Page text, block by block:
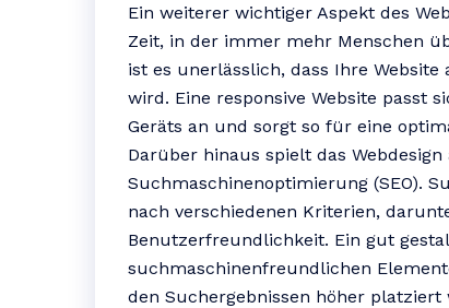
Ein weiterer wichtiger Aspekt des
Zeit, in der immer mehr Menschen
ist es unerlässlich, dass Ihre
wird. Eine responsive Website passt
Geräts an und sorgt so für eine
Darüber hinaus spielt das
Suchmaschinenoptimierung (SEO).
nach verschiedenen Kriterien,
Benutzerfreundlichkeit. Ein gut
suchmaschinenfreundlichen
den Suchergebnissen höher